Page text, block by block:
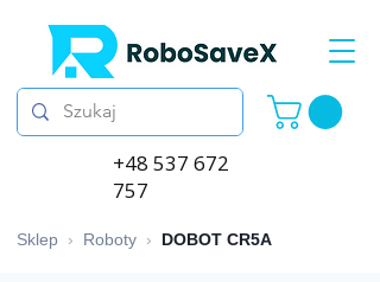
+48 537 672
757
Sklep › Roboty › DOBOT CR5A